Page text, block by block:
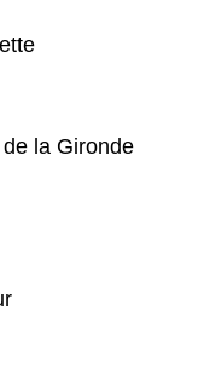
la Gironde